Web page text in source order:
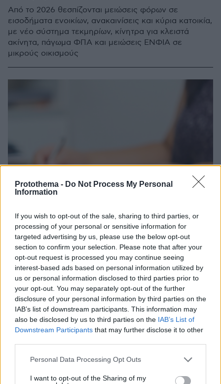
Protothema - Do Not Process My Personal
Information
If you wish to opt-out of the sale, sharing to third parties, or
processing of your personal or sensitive information for
targeted advertising by us, please use the below opt-out
section to confirm your selection. Please note that after your
opt-out request is processed you may continue seeing
interest-based ads based on personal information utilized by
us or personal information disclosed to third parties prior to
your opt-out. You may separately opt-out of the further
disclosure of your personal information by third parties on the
IAB’s list of downstream participants. This information may
also be disclosed by us to third parties on the IAB’s List of
Downstream Participants that may further disclose it to other
Please note that this website/app uses one or more Google
not limited to your visit or usage behaviour. You may click to
Personal Data Processing Opt Outs
I want to opt-out of the Sharing of my
Από το 2026 θεσπίζονται μειώσεις φόρων σε
εισοδήματα ενοικίων, ανακαινίσεις και κύρια κατοικία,
με νέο σύστημα τεκμηρίων, κίνητρα για κλειστά
ακίνητα, πάγωμα ΦΠΑ και μειώσεις ΕΝΦΙΑ σε
μικρούς οικισμούς
Καταργείται η «παγίδα» του τεκμαρτού εισοδήματος για
τα παιδιά - Τι αλλάζει από το 2026 για φοιτητές,
στρατευμένους και νέους εργαζομένους
10.09.2025, 07:26